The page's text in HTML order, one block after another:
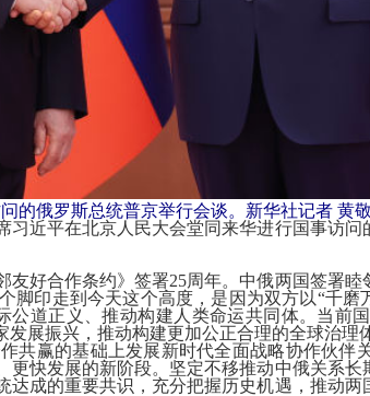
的俄罗斯总统普京举行会谈。新华社记者 黄
近平在北京人民大会堂同来华进行国事访问
合作条约》签署25周年。中俄两国签署睦
印走到今天这个高度，是因为双方以“千
公道正义、推动构建人类命运共同体。当
展振兴，推动构建更加公正合理的全球治理
赢的基础上发展新时代全面战略协作伙伴
快发展的新阶段。坚定不移推动中俄关系
成的重要共识，充分把握历史机遇，推动